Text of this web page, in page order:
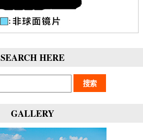
SEARCH HERE
GALLERY